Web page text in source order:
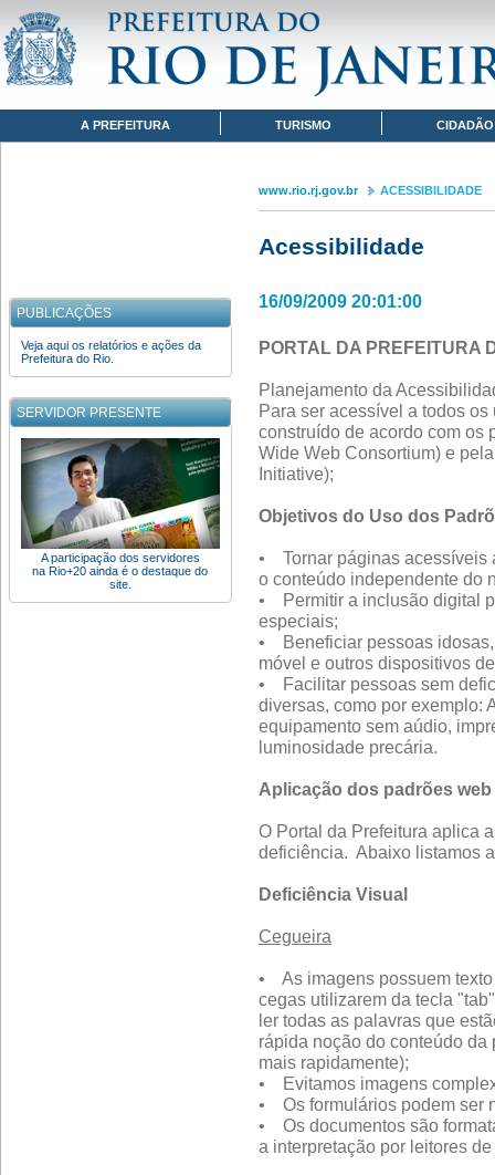
www.rio.rj.gov.br
ACESSIBILIDADE
NavegaçãoA PREFEITURA TURISMO CIDADÃO
PUBLICAÇÕES
Veja aqui os relatórios e ações da
Prefeitura do Rio.
SERVIDOR PRESENTE
A participação dos servidores
na Rio+20 ainda é o destaque do
site.
www.rio.rj.gov.br ACESSIBILIDADE
Acessibilidade
16/09/2009 20:01:00
PORTAL DA PREFEITURA
Planejamento da
Para ser acessível a todos
construído de acordo com os
Wide Web Consortium) e
Initiative);
Objetivos do Uso dos
• Tornar páginas acessíveis
o conteúdo independente do
• Permitir a inclusão digital
especiais;
• Beneficiar pessoas
móvel e outros dispositivos
• Facilitar pessoas sem
diversas, como por exemplo:
equipamento sem aúdio,
luminosidade precária.
Aplicação dos padrões
O Portal da Prefeitura aplica
deficiência. Abaixo listamos
Deficiência Visual
Cegueira
• As imagens possuem
cegas utilizarem da tecla
ler todas as palavras que
rápida noção do conteúdo
mais rapidamente);
• Evitamos imagens
• Os formulários podem ser
• Os documentos são
a interpretação por leitores